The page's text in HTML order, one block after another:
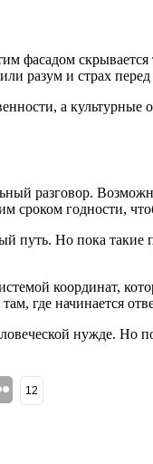
фасадом
разум и страх перед
а
разговор.
сроком годности,
путь. Но пока
координат,
где начинается
нужде. Но
12